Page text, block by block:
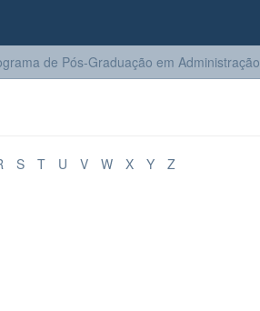
de Pós-Graduação em Administração
S T U V W X Y Z